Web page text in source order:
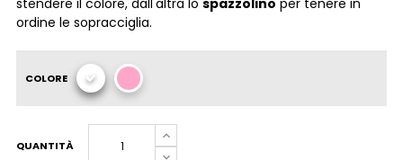
stendere il colore, dall'altra lo spazzolino per tenere in
ordine le sopracciglia.
COLORE
QUANTITÀ